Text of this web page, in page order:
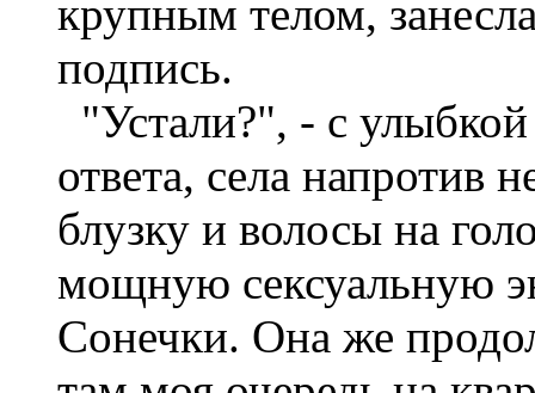
крупным телом,
подпись.
"Устали?", - с
ответа, села напротив
блузку и волосы на
мощную сексуальную
Сонечки. Она же